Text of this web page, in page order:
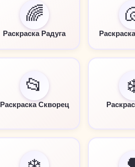
🌈
Раскраска Радуга
📂
Раскраска Скворец